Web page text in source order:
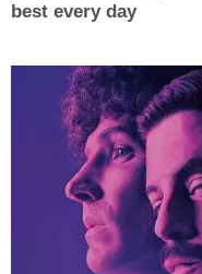
best every day